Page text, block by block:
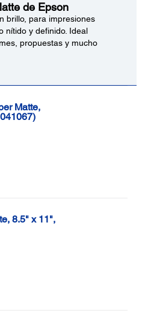
de Epson
brillo, para impresiones
nítido y definido. Ideal
propuestas y mucho
Matte,
8.5" x 11",